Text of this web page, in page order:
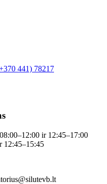
441) 78217
08:00–12:00 ir 12:45–17:00
12:45–15:45